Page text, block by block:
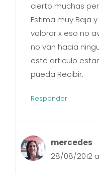
cierto muchas
Estima muy Baja
valorar x eso no
no van hacia
este articulo
pueda Recibir.
Responder
mercedes
28/08/2012